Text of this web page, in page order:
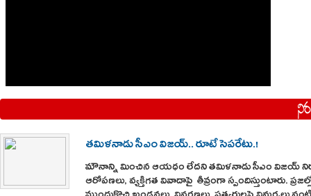
తమిళనాడు సీఎం విజయ్.. రూటే సెపరేటు.!
మౌనాన్ని మించిన ఆయధం లేదని తమిళనాడు సీఎం విజయ్
ఆరోపణలు, వ్యక్తిగత వివాదాపై తీవ్రంగా స్పందిస్తుంటారు.